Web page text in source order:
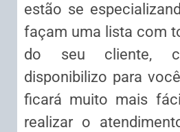
estão se
façam uma lista com
do seu cliente,
disponibilizo para
ficará muito mais
realizar o